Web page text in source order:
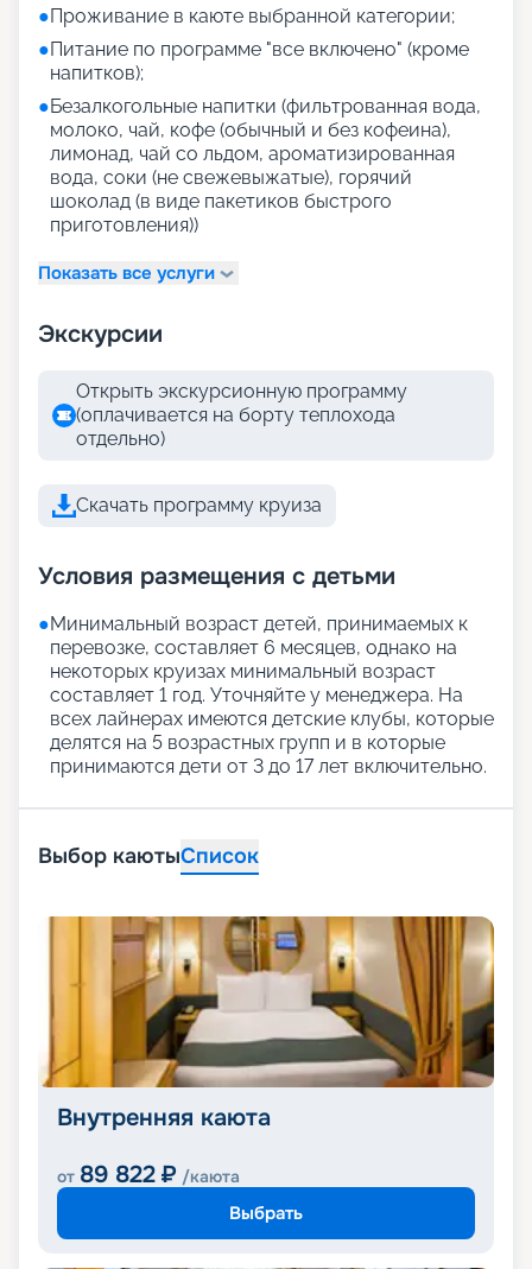
●Проживание в каюте выбранной категории;
●Питание по программе "все включено" (кроме
напитков);
●Безалкогольные напитки (фильтрованная вода,
молоко, чай, кофе (обычный и без кофеина),
лимонад, чай со льдом, ароматизированная
вода, соки (не свежевыжатые), горячий
шоколад (в виде пакетиков быстрого
приготовления))
Показать все услуги
Экскурсии
Открыть экскурсионную программу
(оплачивается на борту теплохода
отдельно)
Скачать программу круиза
Условия размещения с детьми
●Минимальный возраст детей, принимаемых к
перевозке, составляет 6 месяцев, однако на
некоторых круизах минимальный возраст
составляет 1 год. Уточняйте у менеджера. На
всех лайнерах имеются детские клубы, которые
делятся на 5 возрастных групп и в которые
принимаются дети от 3 до 17 лет включительно.
Выбор каютыСписок
Внутренняя каюта
от 89 822 ₽ /каюта
Выбрать